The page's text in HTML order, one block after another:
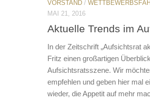
VORSTAND /
MAI 21, 2016
Aktuelle Trends im
In der Zeitschrift „Aufsichtsrat
Fritz einen großartigen
Aufsichtsratsszene. Wir
empfehlen und geben hier mal
wieder, die Appetit auf mehr